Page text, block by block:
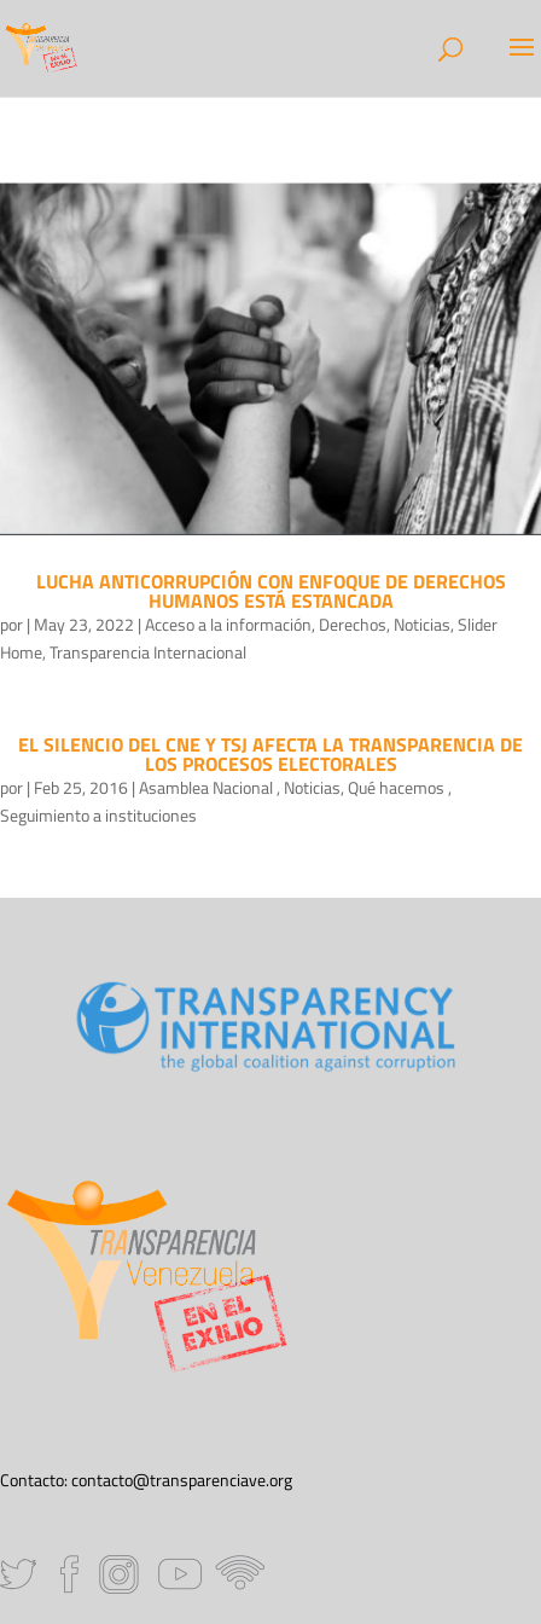
LUCHA ANTICORRUPCIÓN CON ENFOQUE DE DERECHOS
HUMANOS ESTÁ ESTANCADA
por| May 23, 2022 |Acceso a la información, Derechos, Noticias,Slider
Home,Transparencia Internacional
EL SILENCIO DEL CNE Y TSJ AFECTA LA TRANSPARENCIA DE
LOS PROCESOS ELECTORALES
por| Feb 25, 2016|Asamblea Nacional , Noticias,Qué hacemos ,
Seguimiento a instituciones
Contacto:contacto@transparenciave.org